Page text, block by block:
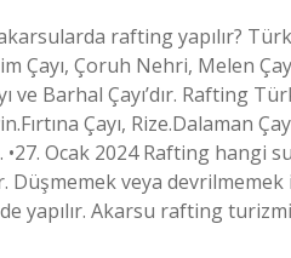
rafting yapılır?
Çayı, Çoruh Nehri, Melen
ve Barhal Çayı’dır. Rafting
Çayı, Rize.Dalaman
•27. Ocak 2024 Rafting hangi
Düşmemek veya
yapılır. Akarsu rafting